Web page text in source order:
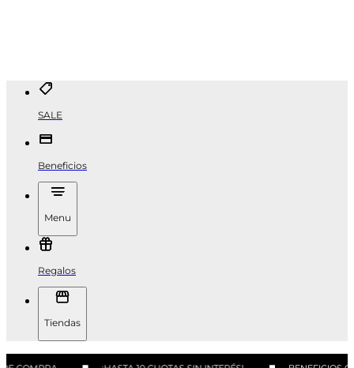
SALE
Beneficios
Menu
Regalos
Tiendas